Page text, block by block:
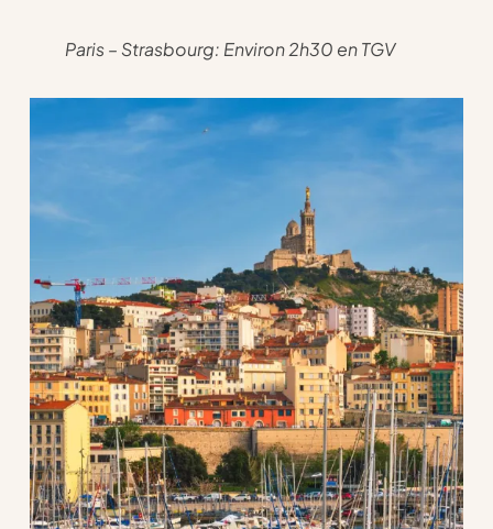
Paris – Strasbourg: Environ 2h30 en TGV